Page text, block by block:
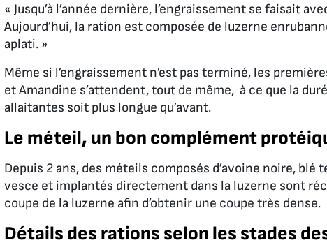
« Jusqu’à l’année dernière, l’engraissement se faisait
Aujourd’hui, la ration est composée de luzerne
aplati. »
Même si l’engraissement n’est pas terminé, les
et Amandine s’attendent, tout de même, à ce que la
allaitantes soit plus longue qu’avant.
Le méteil, un bon complément
Depuis 2 ans, des méteils composés d’avoine noire, blé
vesce et implantés directement dans la luzerne sont
coupe de la luzerne afin d’obtenir une coupe très dense.
Détails des rations selon les stades